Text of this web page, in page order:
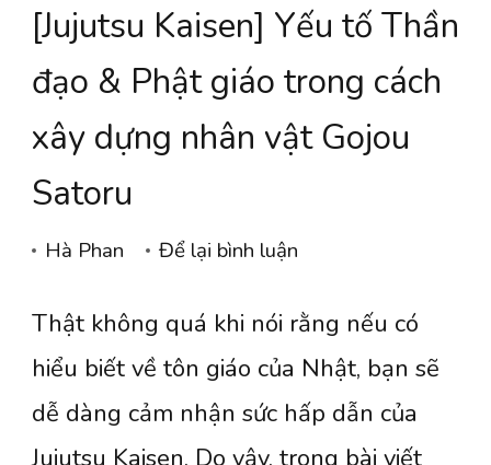
[Jujutsu Kaisen] Yếu tố Thần
đạo & Phật giáo trong cách
xây dựng nhân vật Gojou
Satoru
Hà Phan Để lại bình luận
Kaisen]
Yếu
tố
Thần
Thật không quá khi nói rằng nếu có
hiểu biết về tôn giáo của Nhật, bạn sẽ
dễ dàng cảm nhận sức hấp dẫn của
Jujutsu Kaisen. Do vậy, trong bài viết